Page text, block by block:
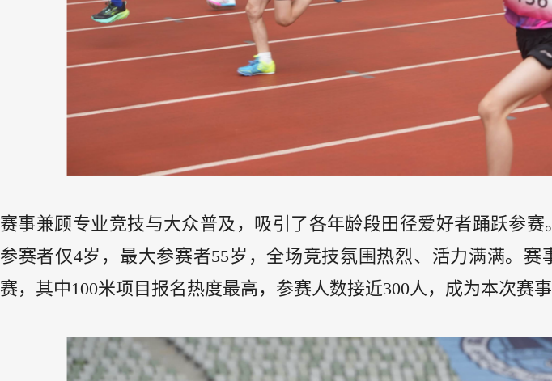
赛事兼顾专业竞技与大众普及，吸引了各年龄段田径爱好者踊跃参
参赛者仅4岁，最大参赛者55岁，全场竞技氛围热烈、活力满满。
赛，其中100米项目报名热度最高，参赛人数接近300人，成为本次赛